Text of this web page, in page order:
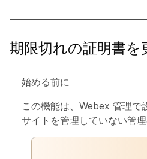
期限切れの証明書を
始める前に
この機能は、Webex 管理
サイトを管理していない管理